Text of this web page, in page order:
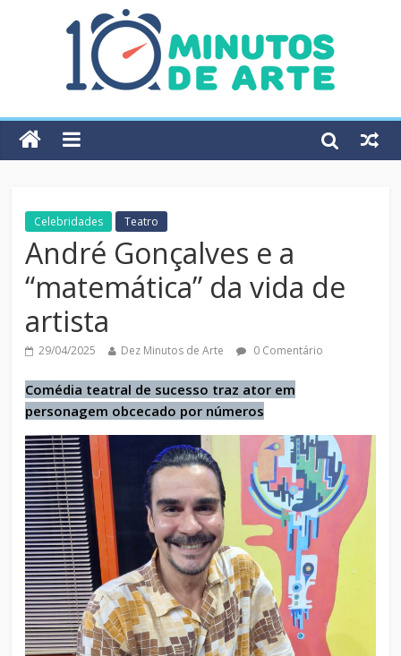
Celebridades Teatro
André Gonçalves e a
“matemática” da vida de
artista
29/04/2025 Dez Minutos de Arte 0 Comentário
Comédia teatral de sucesso traz ator em
personagem obcecado por números